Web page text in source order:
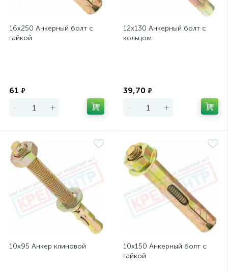
16х250 Анкерный болт с
гайкой
61 ₽
- +
12х130 Анкерный болт с
кольцом
39,70 ₽
- +
10х95 Анкер клиновой
10х150 Анкерный болт с
гайкой